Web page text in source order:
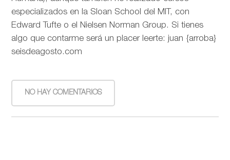
especializados en la Sloan School del MIT, con
Edward Tufte o el Nielsen Norman Group. Si tienes
algo que contarme será un placer leerte: juan {arroba}
seisdeagosto.com
NO HAY COMENTARIOS